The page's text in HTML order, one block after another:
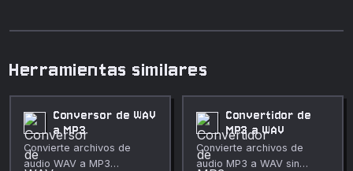
Herramientas similares
Conversor de WAV
a MP3
Convierte archivos de
audio WAV a MP3
Convertidor de
MP3 a WAV
Convierte archivos de
audio MP3 a WAV sin